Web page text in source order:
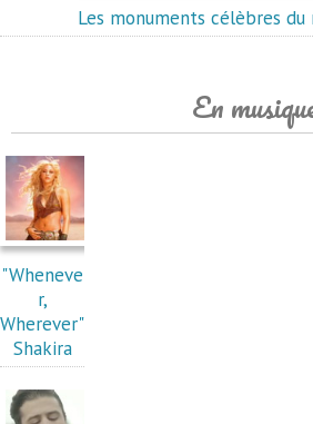
Les monuments célèbres
En
"Wheneve
r,
Wherever"
Shakira